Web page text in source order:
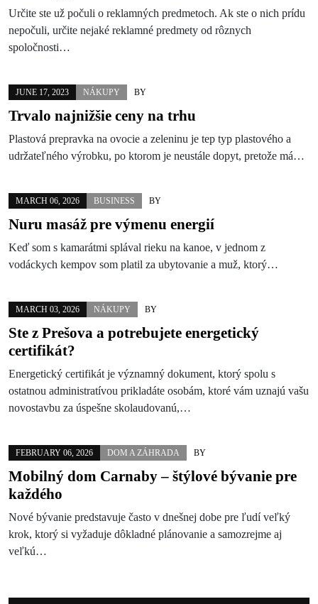
Určite ste už počuli o reklamných predmetoch. Ak ste o nich prídu
nepočuli, určite nejaké reklamné predmety od rôznych
spoločnosti…
JUNE 17, 2023 NÁKUPY BY
Trvalo najnižšie ceny na trhu
Plastová prepravka na ovocie a zeleninu je tep typ plastového a
udržateľného výrobku, po ktorom je neustále dopyt, pretože má…
MARCH 06, 2026 BUSINESS BY
Nuru masáž pre výmenu energií
Keď som s kamarátmi splával rieku na kanoe, v jednom z
vodáckych kempov som platil za ubytovanie a muž, ktorý…
MARCH 03, 2026 NÁKUPY BY
Ste z Prešova a potrebujete energetický
certifikát?
Energetický certifikát je významný dokument, ktorý spolu s
ostatnou administratívou prikladáte osobám, ktoré vám uznajú vašu
novostavbu za úspešne skolaudovanú,…
FEBRUARY 06, 2026 DOM A ZÁHRADA BY
Mobilný dom Carnaby – štýlové bývanie pre
každého
Nové bývanie predstavuje často v dnešnej dobe pre ľudí veľký
krok, ktorý si vyžaduje dôkladné plánovanie a samozrejme aj
veľkú…